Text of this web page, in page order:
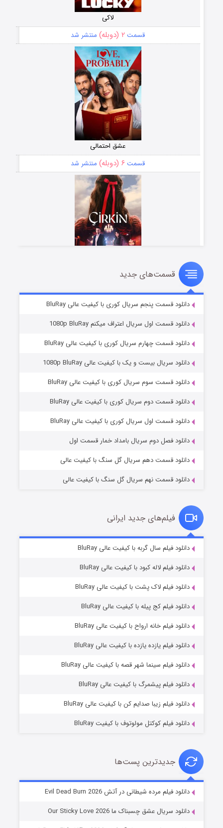
لاکی
قسمت ۲ (دوبله) منتشر شد
عشق احتمالی
قسمت ۶ (دوبله) منتشر شد
سریال زشت
قسمت۵ (زیرنویس) منتشر شد
وستی ها
قسمت۱ (زیرنویس) منتشر شد
قسمت۶ (زیرنویس) منتشر شد
شوهر
قسمت‌های جدید
دانلود قسمت پنجم سریال کوری با کیفیت عالی BluRay
دانلود قسمت اول سریال اعتراف میکنم 1080p BluRay
دانلود قسمت چهارم سریال کوری با کیفیت عالی BluRay
دانلود سریال بیست و یک با کیفیت عالی 1080p BluRay
دانلود قسمت سوم سریال کوری با کیفیت عالی BluRay
دانلود قسمت دوم سریال کوری با کیفیت عالی BluRay
دانلود قسمت اول سریال کوری با کیفیت عالی BluRay
دانلود فصل دوم سریال بامداد خمار قسمت اول
دانلود قسمت دهم سریال گل سنگ با کیفیت عالی
دانلود قسمت نهم سریال گل سنگ با کیفیت عالی
فیلم‌های جدید ایرانی
دانلود فیلم سال گربه با کیفیت عالی BluRay
دانلود فیلم لاله کبود با کیفیت عالی BluRay
دانلود فیلم لاک پشت با کیفیت عالی BluRay
دانلود فیلم کج‌ پیله با کیفیت عالی BluRay
دانلود فیلم خانه ارواح با کیفیت عالی BluRay
دانلود فیلم یازده یازده با کیفیت عالی BluRay
دانلود فیلم سینما شهر قصه با کیفیت عالی BluRay
دانلود فیلم پیشمرگ با کیفیت عالی BluRay
دانلود فیلم زیبا صدایم کن با کیفیت عالی BluRay
دانلود فیلم کوکتل مولوتوف با کیفیت BluRay
جدیدترین پست‌ها
دانلود فیلم مرده شیطانی در آتش Evil Dead Burn 2026
دانلود سریال عشق چسبناک ما Our Sticky Love 2026